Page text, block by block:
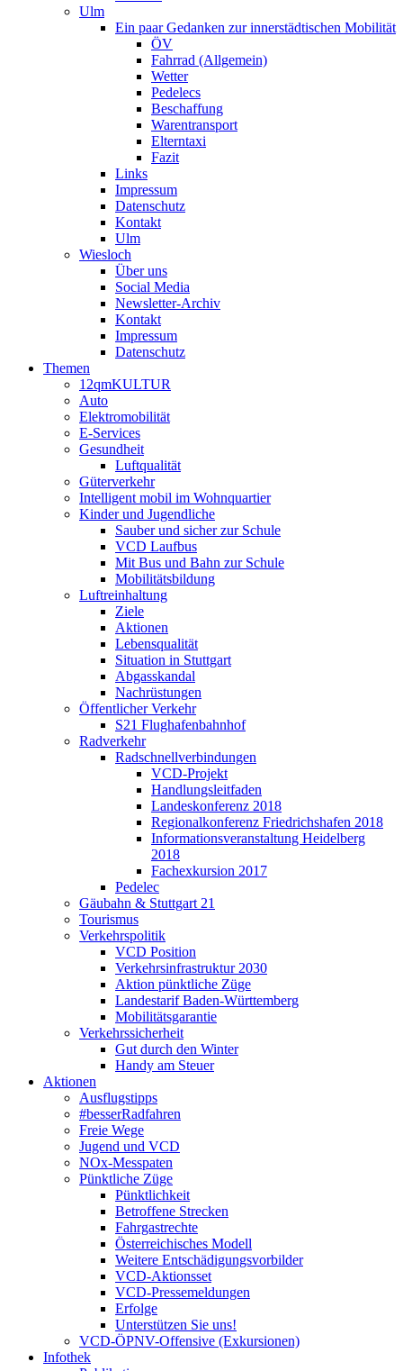
Ulm
Ein paar Gedanken zur innerstädtischen Mobilität
ÖV
Fahrrad (Allgemein)
Wetter
Pedelecs
Beschaffung
Warentransport
Elterntaxi
Fazit
Links
Impressum
Datenschutz
Kontakt
Ulm
Wiesloch
Über uns
Social Media
Newsletter-Archiv
Kontakt
Impressum
Datenschutz
Themen
12qmKULTUR
Auto
Elektromobilität
E-Services
Gesundheit
Luftqualität
Güterverkehr
Intelligent mobil im Wohnquartier
Kinder und Jugendliche
Sauber und sicher zur Schule
VCD Laufbus
Mit Bus und Bahn zur Schule
Mobilitätsbildung
Luftreinhaltung
Ziele
Aktionen
Lebensqualität
Situation in Stuttgart
Abgasskandal
Nachrüstungen
Öffentlicher Verkehr
S21 Flughafenbahnhof
Radverkehr
Radschnellverbindungen
VCD-Projekt
Handlungsleitfaden
Landeskonferenz 2018
Regionalkonferenz Friedrichshafen 2018
Informationsveranstaltung Heidelberg
2018
Fachexkursion 2017
Pedelec
Gäubahn & Stuttgart 21
Tourismus
Verkehrspolitik
VCD Position
Verkehrsinfrastruktur 2030
Aktion pünktliche Züge
Landestarif Baden-Württemberg
Mobilitätsgarantie
Verkehrssicherheit
Gut durch den Winter
Handy am Steuer
Aktionen
Ausflugstipps
#besserRadfahren
Freie Wege
Jugend und VCD
NOx-Messpaten
Pünktliche Züge
Pünktlichkeit
Betroffene Strecken
Fahrgastrechte
Österreichisches Modell
Weitere Entschädigungsvorbilder
VCD-Aktionsset
VCD-Pressemeldungen
Erfolge
Unterstützen Sie uns!
VCD-ÖPNV-Offensive (Exkursionen)
Infothek